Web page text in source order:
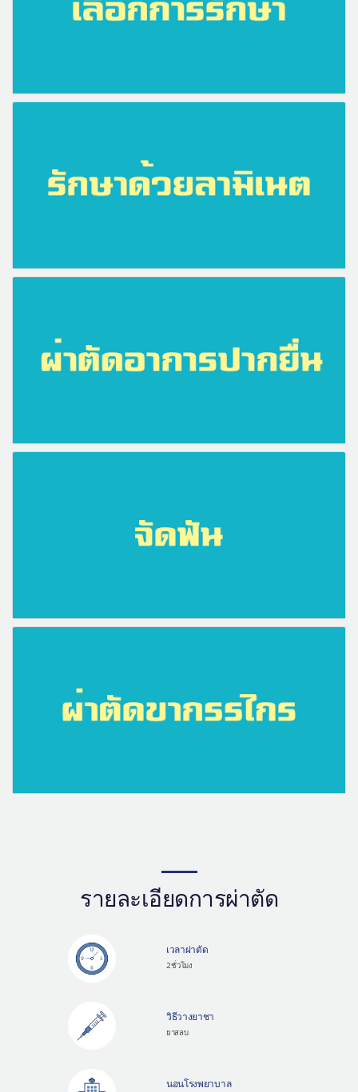
รายละเอียดการผ่าตัด
เวลาผ่าตัด
2 ชั่วโมง
วิธีวางยาชา
ยาสลบ
นอนโรงพยาบาล